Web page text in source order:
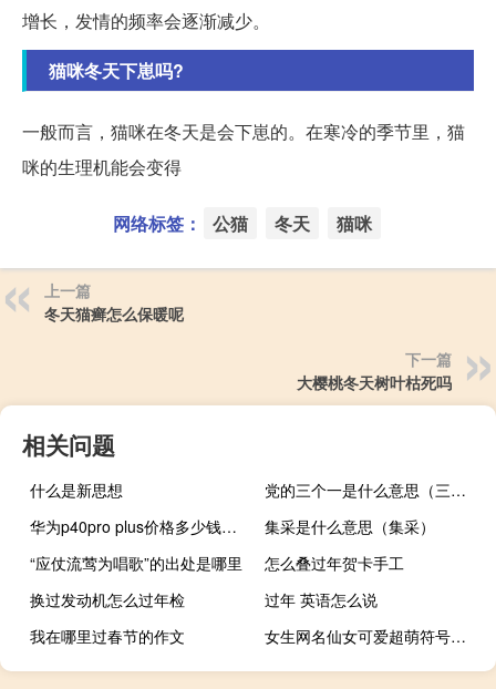
增长，发情的频率会逐渐减少。
猫咪冬天下崽吗?
一般而言，猫咪在冬天是会下崽的。在寒冷的季节里，猫
咪的生理机能会变得
网络标签： 公猫 冬天 猫咪
上一篇
冬天猫癣怎么保暖呢
下一篇
大樱桃冬天树叶枯死吗
相关问题
什么是新思想
党的三个一是什么意思（三个庚日是什么意思）
华为p40pro plus价格多少钱（华为p40pro pro）
集采是什么意思（集采）
“应仗流莺为唱歌”的出处是哪里
怎么叠过年贺卡手工
换过发动机怎么过年检
过年 英语怎么说
我在哪里过春节的作文
女生网名仙女可爱超萌符号（女生网名可爱超萌符号）